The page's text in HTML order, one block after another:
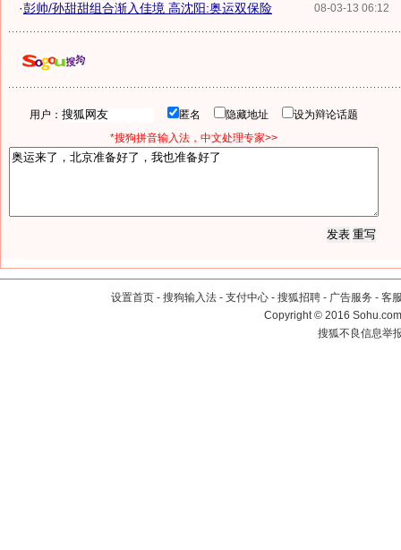
08-03-13 06:12
·彭帅/孙甜甜组合渐入佳境 高沈阳:奥运双保险
用户： 匿名 隐藏地址
设为辩论话题
*搜狗拼音输入法，中文处理专家>>
设置首页 - 搜狗输入法 - 支付中心 - 搜狐招聘 - 广告服务 - 客
Copyright©2016
搜狐不良信息举